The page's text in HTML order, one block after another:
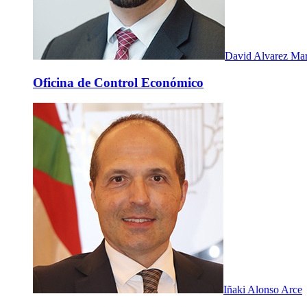
David Alvarez
Oficina de Control Económico
Iñaki Alonso Arce